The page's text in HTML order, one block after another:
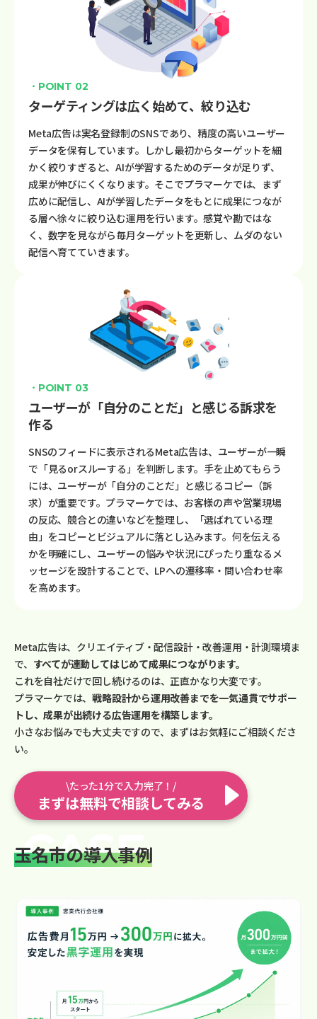
・POINT 02
ターゲティングは広く始めて、絞り込む
Meta広告は実名登録制のSNSであり、精度の高いユーザー
データを保有しています。しかし最初からターゲットを細
かく絞りすぎると、AIが学習するためのデータが足りず、
成果が伸びにくくなります。そこでプラマーケでは、まず
広めに配信し、AIが学習したデータをもとに成果につなが
る層へ徐々に絞り込む運用を行います。感覚や勘ではな
く、数字を見ながら毎月ターゲットを更新し、ムダのない
配信へ育てていきます。
・POINT 03
ユーザーが「自分のことだ」と感じる訴求を
作る
SNSのフィードに表示されるMeta広告は、ユーザーが一瞬
で「見るorスルーする」を判断します。手を止めてもらう
には、ユーザーが「自分のことだ」と感じるコピー（訴
求）が重要です。プラマーケでは、お客様の声や営業現場
の反応、競合との違いなどを整理し、「選ばれている理
由」をコピーとビジュアルに落とし込みます。何を伝える
かを明確にし、ユーザーの悩みや状況にぴったり重なるメ
ッセージを設計することで、LPへの遷移率・問い合わせ率
を高めます。
Meta広告は、クリエイティブ・配信設計・改善運用・計測環境ま
で、 すべてが連動してはじめて成果につながります。
これを自社だけで回し続けるのは、正直かなり大変です。
プラマーケでは、戦略設計から運用改善までを一気通貫でサポー
トし、成果が出続ける広告運用を構築します。
小さなお悩みでも大丈夫ですので、まずはお気軽にご相談くださ
い。
\たった1分で入力完了！/
まずは無料で相談してみる
玉名市の導入事例